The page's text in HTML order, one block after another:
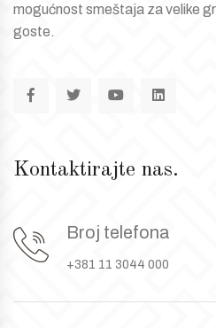
mogućnost smeštaja za velike
goste.
Kontaktirajte nas.
Broj telefona
+381 11 3044 000